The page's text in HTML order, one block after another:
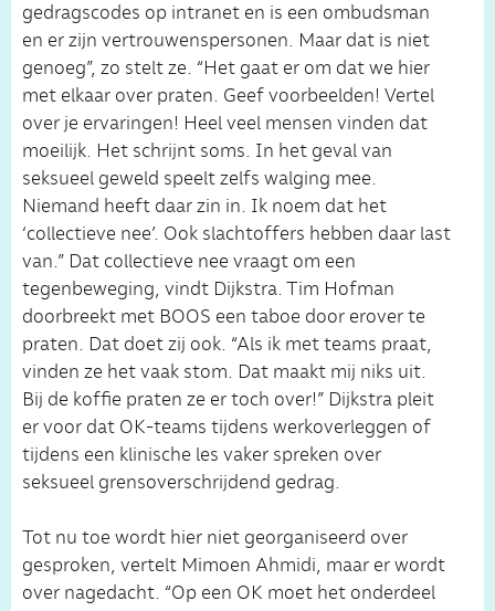
gedragscodes op intranet en is een ombudsman
en er zijn vertrouwenspersonen. Maar dat is niet
genoeg”, zo stelt ze. “Het gaat er om dat we hier
met elkaar over praten. Geef voorbeelden! Vertel
over je ervaringen! Heel veel mensen vinden dat
moeilijk. Het schrijnt soms. In het geval van
seksueel geweld speelt zelfs walging mee.
Niemand heeft daar zin in. Ik noem dat het
‘collectieve nee’. Ook slachtoffers hebben daar last
van.” Dat collectieve nee vraagt om een
tegenbeweging, vindt Dijkstra. Tim Hofman
doorbreekt met BOOS een taboe door erover te
praten. Dat doet zij ook. “Als ik met teams praat,
vinden ze het vaak stom. Dat maakt mij niks uit.
Bij de koffie praten ze er toch over!” Dijkstra pleit
er voor dat OK-teams tijdens werkoverleggen of
tijdens een klinische les vaker spreken over
seksueel grensoverschrijdend gedrag.
Tot nu toe wordt hier niet georganiseerd over
gesproken, vertelt Mimoen Ahmidi, maar er wordt
over nagedacht. “Op een OK moet het onderdeel